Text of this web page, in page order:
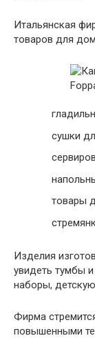
Итальянская
товаров для
сушки
товары
Изделия
увидеть тумбы
наборы,
Фирма
повышенными